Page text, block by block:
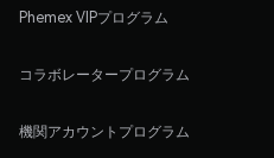
Phemex VIPプログラム
コラボレータープログラム
機関アカウントプログラム